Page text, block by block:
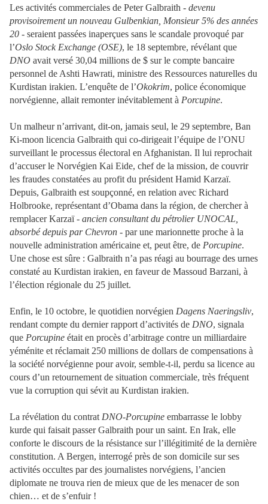
Les activités commerciales de Peter Galbraith - devenu
provisoirement un nouveau Gulbenkian, Monsieur 5% des années
20 - seraient passées inaperçues sans le scandale provoqué par
l’Oslo Stock Exchange (OSE), le 18 septembre, révélant que
DNO avait versé 30,04 millions de $ sur le compte bancaire
personnel de Ashti Hawrati, ministre des Ressources naturelles du
Kurdistan irakien. L’enquête de l’Okokrim, police économique
norvégienne, allait remonter inévitablement à Porcupine.
Un malheur n’arrivant, dit-on, jamais seul, le 29 septembre, Ban
Ki-moon licencia Galbraith qui co-dirigeait l’équipe de l’ONU
surveillant le processus électoral en Afghanistan. Il lui reprochait
d’accuser le Norvégien Kai Eide, chef de la mission, de couvrir
les fraudes constatées au profit du président Hamid Karzaï.
Depuis, Galbraith est soupçonné, en relation avec Richard
Holbrooke, représentant d’Obama dans la région, de chercher à
remplacer Karzaï - ancien consultant du pétrolier UNOCAL,
absorbé depuis par Chevron - par une marionnette proche à la
nouvelle administration américaine et, peut être, de Porcupine.
Une chose est sûre : Galbraith n’a pas réagi au bourrage des urnes
constaté au Kurdistan irakien, en faveur de Massoud Barzani, à
l’élection régionale du 25 juillet.
Enfin, le 10 octobre, le quotidien norvégien Dagens Naeringsliv,
rendant compte du dernier rapport d’activités de DNO, signala
que Porcupine était en procès d’arbitrage contre un milliardaire
yéménite et réclamait 250 millions de dollars de compensations à
la société norvégienne pour avoir, semble-t-il, perdu sa licence au
cours d’un retournement de situation commerciale, très fréquent
vue la corruption qui sévit au Kurdistan irakien.
La révélation du contrat DNO-Porcupine embarrasse le lobby
kurde qui faisait passer Galbraith pour un saint. En Irak, elle
conforte le discours de la résistance sur l’illégitimité de la dernière
constitution. A Bergen, interrogé près de son domicile sur ses
activités occultes par des journalistes norvégiens, l’ancien
diplomate ne trouva rien de mieux que de les menacer de son
chien… et de s’enfuir !